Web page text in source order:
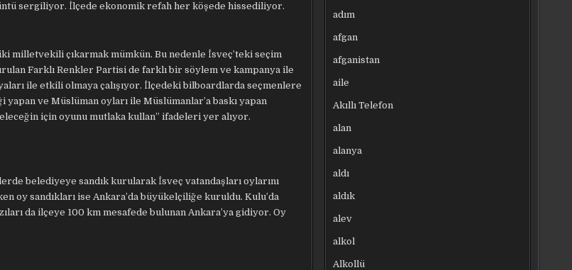
sergiliyor. İlçede ekonomik refah her köşede hissediliyor.
milletvekili çıkarmak mümkün. Bu nedenle İsveç’teki seçim
Farklı Renkler Partisi de farklı bir söylem ve kampanya ile
ile etkili olmaya çalışıyor. İlçedeki bilboardlarda seçmenlere
ve Müslüman oyları ile Müslümanlar’a baskı yapan
için oyunu mutlaka kullan” ifadeleri yer alıyor.
belediyeye sandık kurularak İsveç vatandaşları oylarını
sandıkları ise Ankara’da büyükelçiliğe kuruldu. Kulu’da
da ilçeye 100 km mesafede bulunan Ankara’ya gidiyor. Oy
adım
afgan
afganistan
aile
Akıllı Telefon
alan
alanya
aldı
aldık
alev
alkol
Alkollü